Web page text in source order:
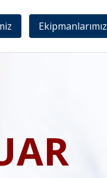
Ekipmanlarımız